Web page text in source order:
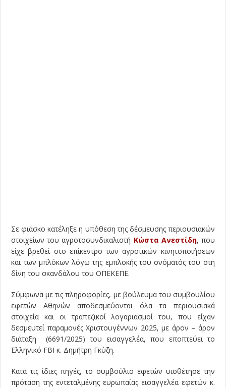
Σε φιάσκο κατέληξε η υπόθεση της δέσμευσης περιουσιακών
στοιχείων του αγροτοσυνδικαλιστή Κώστα Ανεστίδη, που
είχε βρεθεί στο επίκεντρο των αγροτικών κινητοποιήσεων
και των μπλόκων λόγω της εμπλοκής του ονόματός του στη
δίνη του σκανδάλου του ΟΠΕΚΕΠΕ.
Σύμφωνα με τις πληροφορίες, με βούλευμα του συμβουλίου
εφετών Αθηνών αποδεσμεύονται όλα τα περιουσιακά
στοιχεία και οι τραπεζικοί λογαριασμοί του, που είχαν
δεσμευτεί παραμονές Χριστουγέννων 2025, με άρον – άρον
διάταξη (6691/2025) του εισαγγελέα, που εποπτεύει το
Ελληνικό FBI κ. Δημήτρη Γκύζη.
Κατά τις ίδιες πηγές, το συμβούλιο εφετών υιοθέτησε την
πρόταση της εντεταλμένης ευρωπαίας εισαγγελέα εφετών κ.